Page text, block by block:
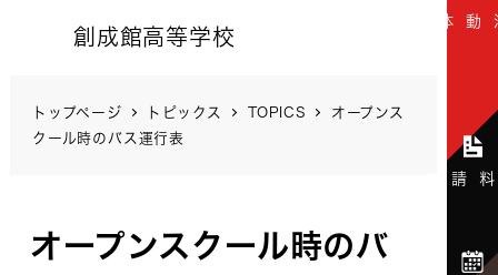
創成館高等学校
トップページ トピックス TOPICS
オープンス
クール時のバス運行表
オープンスクール時のバ